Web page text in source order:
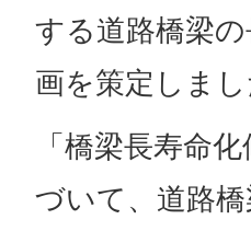
する道路橋梁
画を策定しまし
「橋梁長寿命
づいて、道路